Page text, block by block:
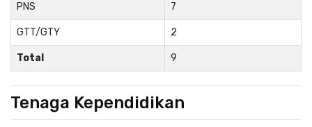
PNS 7
GTT/GTY 2
Total 9
Tenaga Kependidikan